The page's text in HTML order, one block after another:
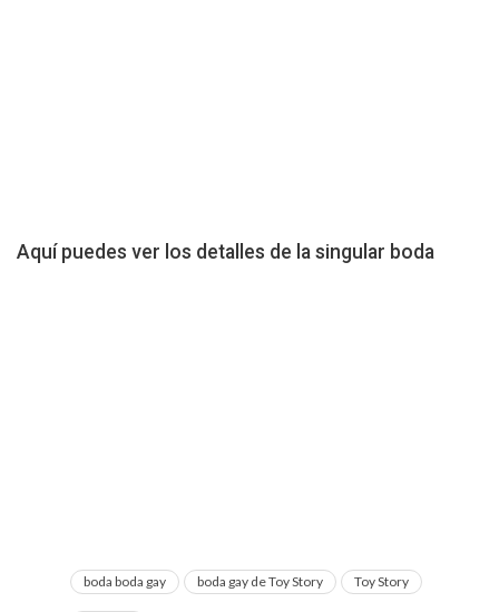
Aquí puedes ver los detalles de la singular boda
boda boda gay boda gay de Toy Story Toy Story